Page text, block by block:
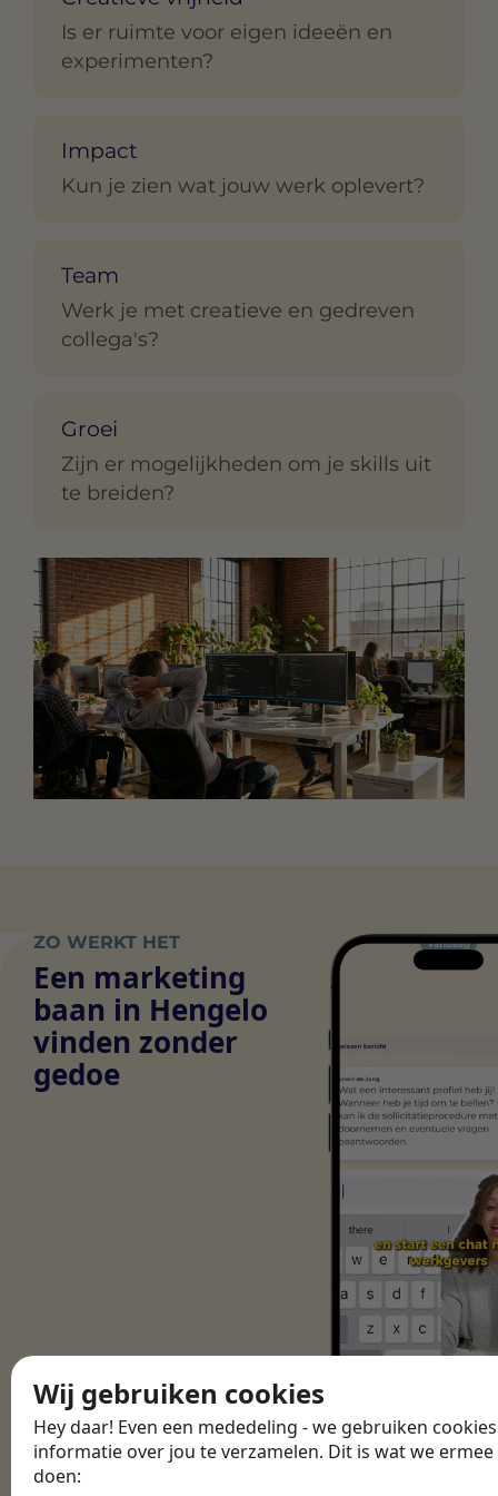
Wij gebruiken cookies
Hey daar! Even een mededeling - we gebruiken
informatie over jou te verzamelen. Dit is wat we ermee
doen:
Is er ruimte voor eigen ideeën en
experimenten?
Impact
Kun je zien wat jouw werk oplevert?
Team
Werk je met creatieve en gedreven
collega's?
Groei
Zijn er mogelijkheden om je skills uit
te breiden?
ZO WERKT HET
Een marketing
baan in Hengelo
vinden zonder
gedoe
1 Maak een profiel Download de